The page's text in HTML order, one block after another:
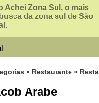
Achei Zona Sul, o mais
da zona sul de São
» Restaurante »
Arabe